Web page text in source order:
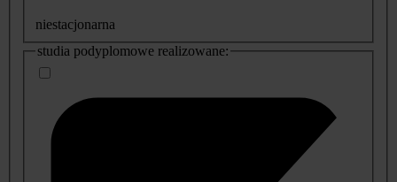
niestacjonarna
studia podyplomowe realizowane: